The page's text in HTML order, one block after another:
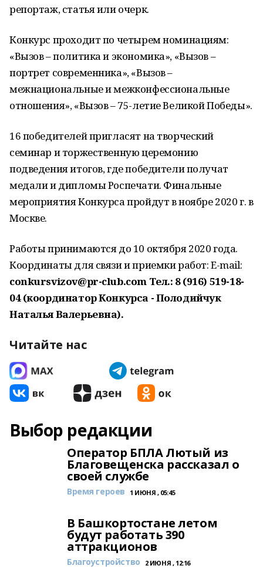
репортаж, статья или очерк.
Конкурс проходит по четырем номинациям:
«Вызов – политика и экономика», «Вызов –
портрет современника», «Вызов –
межнациональные и межконфессиональные
отношения», «Вызов – 75-летие Великой Победы».
16 победителей пригласят на творческий
семинар и торжественную церемонию
подведения итогов, где победители получат
медали и дипломы Роспечати. Финальные
мероприятия Конкурса пройдут в ноябре 2020 г. в
Москве.
Работы принимаются до 10 октября 2020 года.
Координаты для связи и приемки работ: E-mail:
conkursvizov@pr-club.com Тел.: 8 (916) 519-18-
04 (координатор Конкурса - Полодийчук
Наталья Валерьевна).
Читайте нас
Выбор редакции
Оператор БПЛА Лютый из
Благовещенска рассказал о
своей службе
Время героев 1 ИЮНЯ , 05:45
В Башкортостане летом
будут работать 390
аттракционов
Благоустройство 2 ИЮНЯ , 12:16